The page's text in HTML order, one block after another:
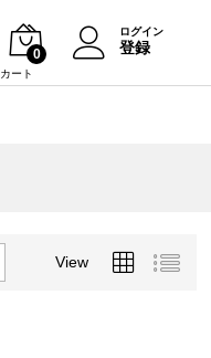
カート
0
ログイン
登録
View